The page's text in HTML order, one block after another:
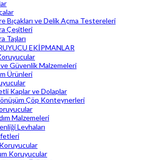
Bıçakları ve Delik Açma Testereleri
Çeşitleri
Taşları
EKİPMANLAR
Güvenlik Malzemeleri
Ürünleri
Kaplar ve Dolaplar
Çöp Konteynerleri
Malzemeleri
Levhaları
Koruyucular